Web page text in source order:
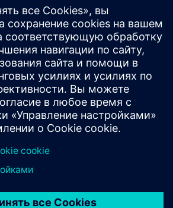
специализирующаяся на
для магнитных датчиков, в
повысила точность
риски разработки с
моделирования и